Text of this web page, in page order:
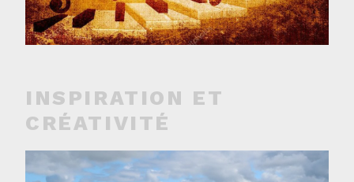
INSPIRATION ET
CRÉATIVITÉ